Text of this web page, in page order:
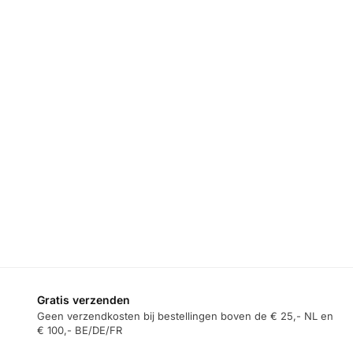
Gratis verzenden
Geen verzendkosten bij bestellingen boven de € 25,- NL en
€ 100,- BE/DE/FR